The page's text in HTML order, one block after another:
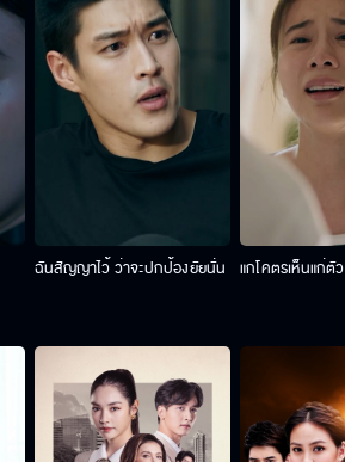
ฉันสัญญาไว้ ว่าจะปกป้องยัยนั่น แกโคตรเห็นแก่ตั